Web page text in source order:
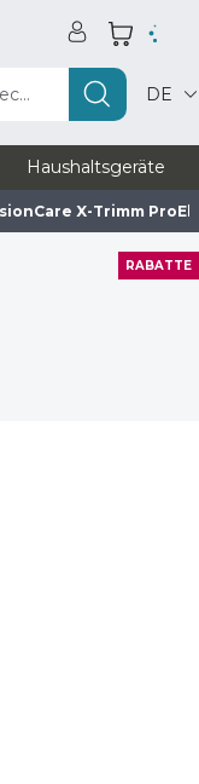
DE
Haushaltsgeräte
X-Trimm
RABATTE